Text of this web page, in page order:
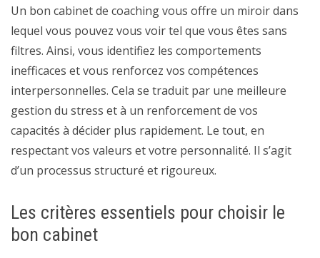
Un bon cabinet de coaching vous offre un miroir dans
lequel vous pouvez vous voir tel que vous êtes sans
filtres. Ainsi, vous identifiez les comportements
inefficaces et vous renforcez vos compétences
interpersonnelles. Cela se traduit par une meilleure
gestion du stress et à un renforcement de vos
capacités à décider plus rapidement. Le tout, en
respectant vos valeurs et votre personnalité. Il s’agit
d’un processus structuré et rigoureux.
Les critères essentiels pour choisir le
bon cabinet